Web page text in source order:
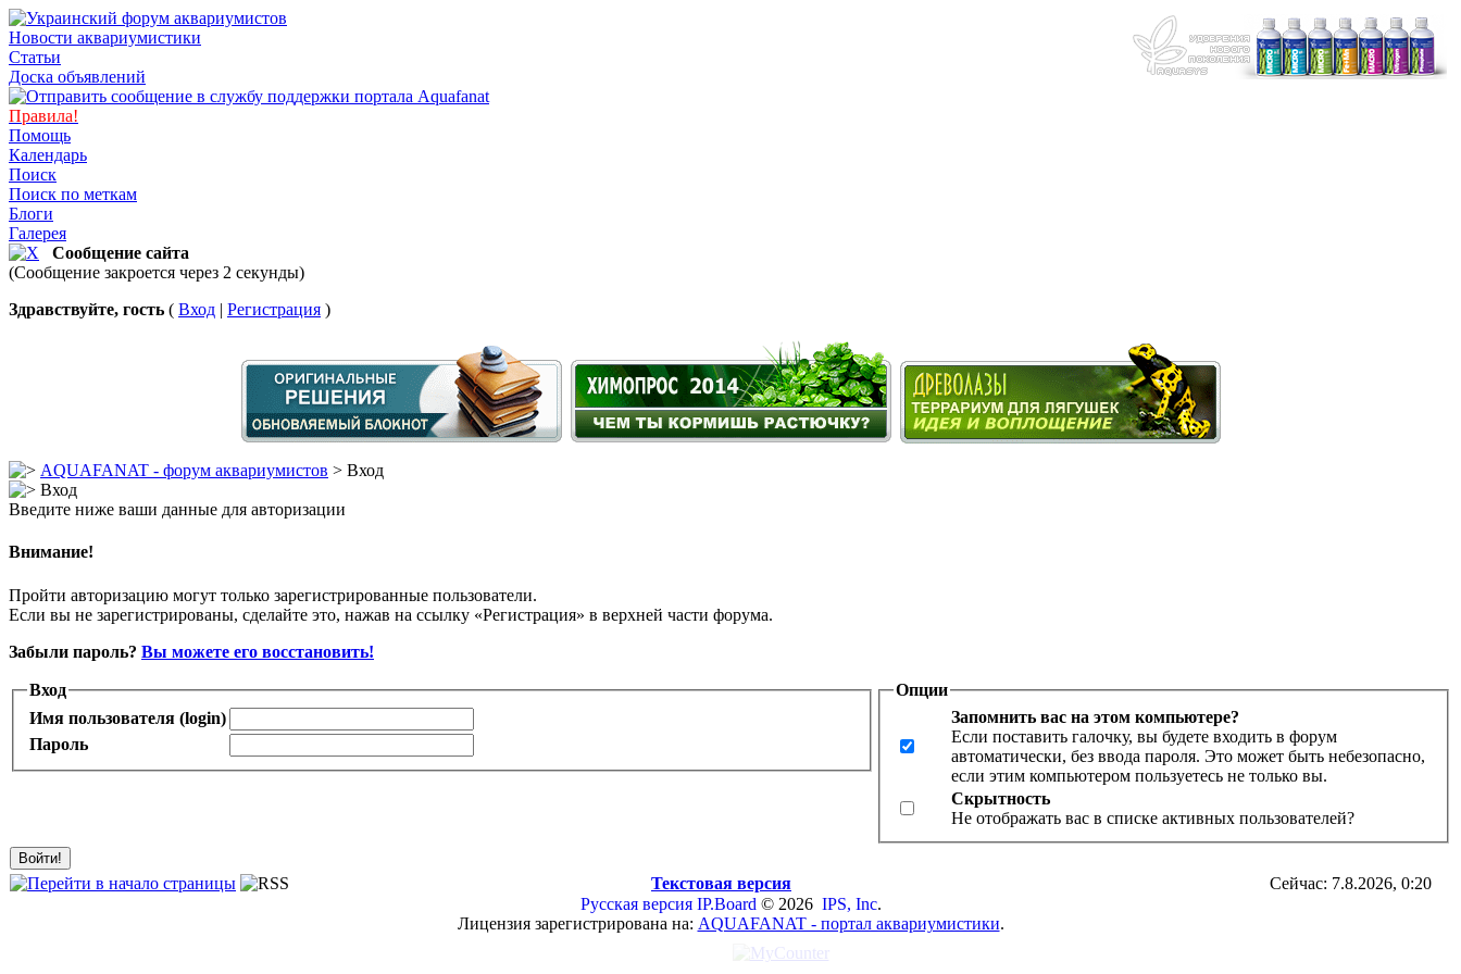
Новости аквариумистики
Статьи
Доска объявлений
Правила!
Помощь
Календарь
Поиск
Поиск по меткам
Блоги
Галерея
Сообщение сайта
(Сообщение закроется через 2 секунды)
Здравствуйте, гость ( Вход | Регистрация )
AQUAFANAT - форум аквариумистов > Вход
Вход
Введите ниже ваши данные для авторизации
Внимание!
Пройти авторизацию могут только зарегистрированные пользователи.
Если вы не зарегистрированы, сделайте это, нажав на ссылку «Регистрация» в верхней части форума.
Забыли пароль? Вы можете его восстановить!
Вход
Имя пользователя (login)
Пароль
Опции
Запомнить вас на этом компьютере?
Если поставить галочку, вы будете входить в форум
автоматически, без ввода пароля. Это может быть небезопасно,
если этим компьютером пользуетесь не только вы.
Скрытность
Не отображать вас в списке активных пользователей?
Текстовая версия
Сейчас: 7.8.2026, 0:20
Русская версия IP.Board © 2026 IPS, Inc.
Лицензия зарегистрирована на: AQUAFANAT - портал аквариумистики.